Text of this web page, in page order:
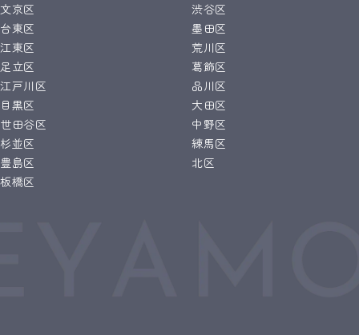
文京区
渋谷区
台東区
墨田区
江東区
荒川区
足立区
葛飾区
江戸川区
品川区
目黒区
大田区
世田谷区
中野区
杉並区
練馬区
豊島区
北区
板橋区